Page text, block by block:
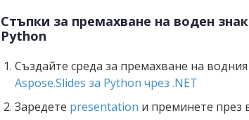
Стъпки за премахване на воден
Python
Създайте среда за премахване на
Aspose.Slides за Python чрез .NET
Заредете presentation и преминете през